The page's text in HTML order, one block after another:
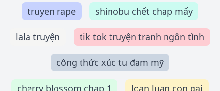
truyen rape shinobu chết chap mấy
lala truyện tik tok truyện tranh ngôn tình
công thức xúc tu đam mỹ
cherry blossom chap 1 loan luan con gai